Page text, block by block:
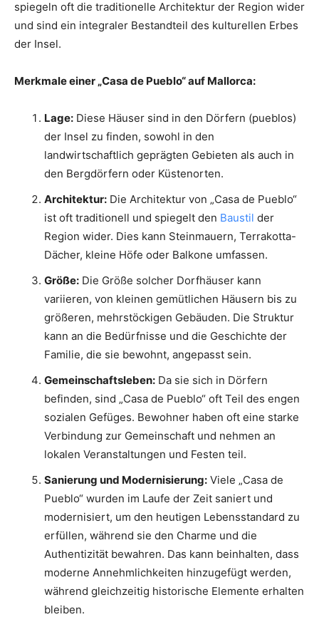
spiegeln oft die traditionelle Architektur der Region wider
und sind ein integraler Bestandteil des kulturellen Erbes
der Insel.
Merkmale einer „Casa de Pueblo“ auf Mallorca:
Lage: Diese Häuser sind in den Dörfern (pueblos)
der Insel zu finden, sowohl in den
landwirtschaftlich geprägten Gebieten als auch in
den Bergdörfern oder Küstenorten.
Architektur: Die Architektur von „Casa de Pueblo“
ist oft traditionell und spiegelt den Baustil der
Region wider. Dies kann Steinmauern, Terrakotta-
Dächer, kleine Höfe oder Balkone umfassen.
Größe: Die Größe solcher Dorfhäuser kann
variieren, von kleinen gemütlichen Häusern bis zu
größeren, mehrstöckigen Gebäuden. Die Struktur
kann an die Bedürfnisse und die Geschichte der
Familie, die sie bewohnt, angepasst sein.
Gemeinschaftsleben: Da sie sich in Dörfern
befinden, sind „Casa de Pueblo“ oft Teil des engen
sozialen Gefüges. Bewohner haben oft eine starke
Verbindung zur Gemeinschaft und nehmen an
lokalen Veranstaltungen und Festen teil.
Sanierung und Modernisierung: Viele „Casa de
Pueblo“ wurden im Laufe der Zeit saniert und
modernisiert, um den heutigen Lebensstandard zu
erfüllen, während sie den Charme und die
Authentizität bewahren. Das kann beinhalten, dass
moderne Annehmlichkeiten hinzugefügt werden,
während gleichzeitig historische Elemente erhalten
bleiben.